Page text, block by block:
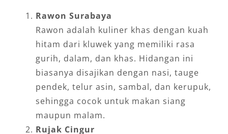
Rawon Surabaya
Rawon adalah kuliner khas dengan kuah
hitam dari kluwek yang memiliki rasa
gurih, dalam, dan khas. Hidangan ini
biasanya disajikan dengan nasi, tauge
pendek, telur asin, sambal, dan kerupuk,
sehingga cocok untuk makan siang
maupun malam.
Rujak Cingur